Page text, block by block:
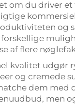
om du driver
og
af flere
kvalitet udgør
og cremede
dem
men